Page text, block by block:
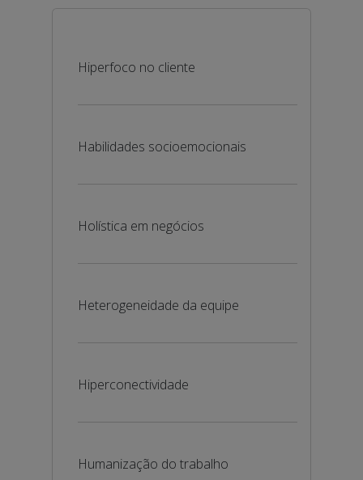
Hiperfoco no cliente
Habilidades socioemocionais
Holística em negócios
Heterogeneidade da equipe
Hiperconectividade
Humanização do trabalho